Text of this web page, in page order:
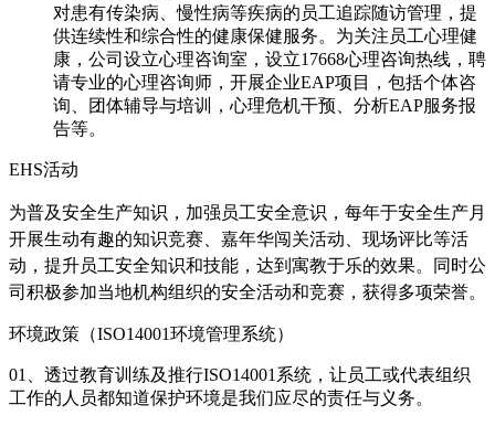
对患有传染病、慢性病等疾病的员工追踪随访管理，提
供连续性和综合性的健康保健服务。为关注员工心理健
康，公司设立心理咨询室，设立17668心理咨询热线，聘
请专业的心理咨询师，开展企业EAP项目，包括个体咨
询、团体辅导与培训，心理危机干预、分析EAP服务报
告等。
EHS活动
为普及安全生产知识，加强员工安全意识，每年于安全生产月
开展生动有趣的知识竞赛、嘉年华闯关活动、现场评比等活
动，提升员工安全知识和技能，达到寓教于乐的效果。
同时公
司积极参加当地机构组织的安全活动和竞赛，获得多项荣誉。
环境政策（ISO14001环境管理系统）
01、 透过教育训练及推行ISO14001系统，让员工或代表组织
工作的人员都知道保护环境是我们应尽的责任与义务。